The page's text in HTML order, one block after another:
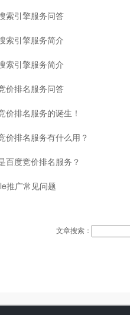
索引擎服务问答
索引擎服务简介
索引擎服务简介
价排名服务问答
价排名服务的诞生！
价排名服务有什么用？
百度竞价排名服务？
推广常见问题
文章搜索：